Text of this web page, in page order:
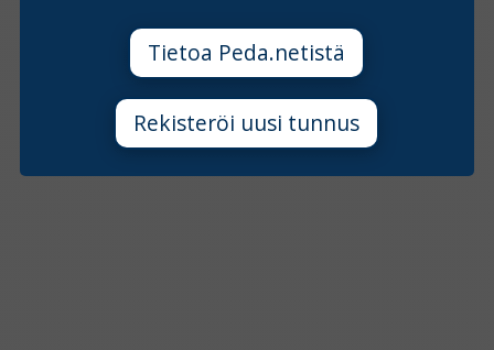
Tietoa Peda.netistä
Rekisteröi uusi tunnus